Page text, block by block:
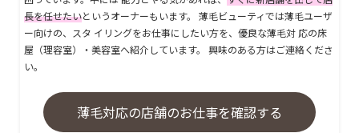
長を任せたいというオーナーもいます。 薄毛ビューティでは薄毛ユーザ
ー向けの、スタ イリングをお仕事にしたい方を、優良な薄毛対 応の床
屋（理容室）・美容室へ紹介しています。 興味のある方はご連絡くださ
い。
薄毛対応の店舗のお仕事を確認する